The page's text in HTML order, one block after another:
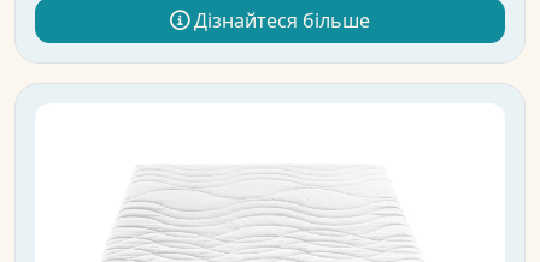
Дізнайтеся більше